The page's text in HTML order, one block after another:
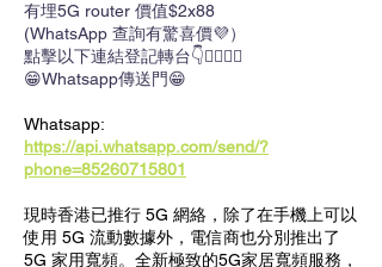
有埋5G router 價值$2x88
(WhatsApp 查詢有驚喜價💜）
點擊以下連結登記轉台👇🙋‍♀️🙋‍♀️
😁Whatsapp傳送門😁
Whatsapp:
https://api.whatsapp.com/send/?
phone=85260715801
現時香港已推行 5G 網絡，除了在手機上可以
使用 5G 流動數據外，電信商也分別推出了
5G 家用寬頻。全新極致的5G家居寬頻服務，